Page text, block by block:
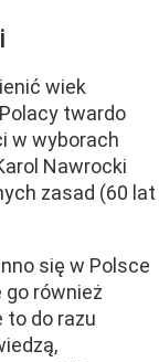
wiek
twardo
w wyborach
Nawrocki
zasad (60 lat
się w Polsce
go również
to do razu